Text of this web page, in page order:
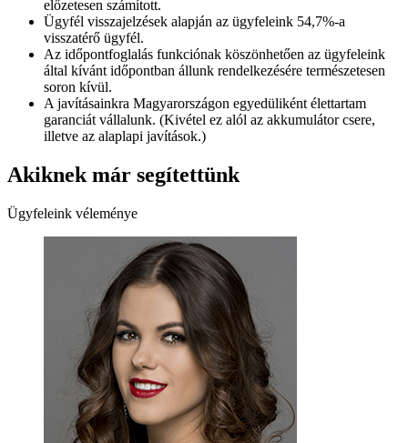
előzetesen számított.
Ügyfél visszajelzések alapján az ügyfeleink 54,7%-a
visszatérő ügyfél.
Az időpontfoglalás funkciónak köszönhetően az ügyfeleink
által kívánt időpontban állunk rendelkezésére természetesen
soron kívül.
A javításainkra Magyarországon egyedüliként élettartam
garanciát vállalunk. (Kivétel ez alól az akkumulátor csere,
illetve az alaplapi javítások.)
Akiknek már segítettünk
Ügyfeleink véleménye